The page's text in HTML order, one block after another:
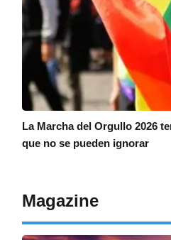
La Marcha del Orgullo 2026
que no se pueden ignorar
Magazine